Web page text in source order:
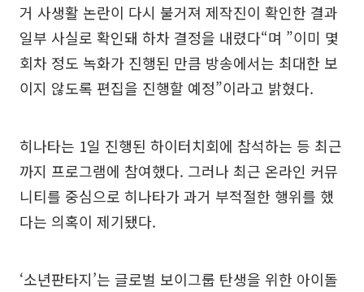
거 사생활 논란이 다시 불거져 제작진이 확인한 결과
일부 사실로 확인돼 하차 결정을 내렸다“며 ”이미 몇
회차 정도 녹화가 진행된 만큼 방송에서는 최대한 보
이지 않도록 편집을 진행할 예정”이라고 밝혔다.
히나타는 1일 진행된 하이터치회에 참석하는 등 최근
까지 프로그램에 참여했다. 그러나 최근 온라인 커뮤
니티를 중심으로 히나타가 과거 부적절한 행위를 했
다는 의혹이 제기됐다.
‘소년판타지’는 글로벌 보이그룹 탄생을 위한 아이돌